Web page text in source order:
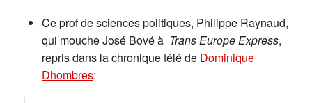
Ce prof de sciences politiques, Philippe Raynaud,
qui mouche José Bové à Trans Europe Express,
repris dans la chronique télé de Dominique
Dhombres: